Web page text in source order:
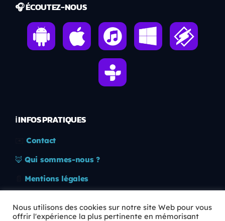
🎧 ÉCOUTEZ-NOUS
ℹ️ INFOS PRATIQUES
Contact
🦊 Qui sommes-nous ?
Mentions légales
🛡️ RGPD
Nous utilisons des cookies sur notre site Web pour vous
offrir l'expérience la plus pertinente en mémorisant